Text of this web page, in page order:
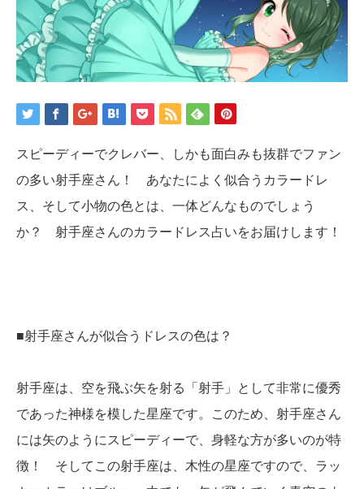
スピーディーでクレバー、しかも面白みも抜群でファン
の多い射手座さん！ あなたによく似合うカラードレ
ス、そして小物の色とは、一体どんなものでしょう
か？ 射手座さんのカラードレス占いをお届けします！
■射手座さんが似合うドレスの色は？
射手座は、空を飛ぶ矢を射る「射手」として非常に優秀
であった神様を模した星座です。このため、射手座さん
には矢のようにスピーディーで、身軽な方が多いのが特
徴！ そしてこの射手座は、木性の星座ですので、ラッ